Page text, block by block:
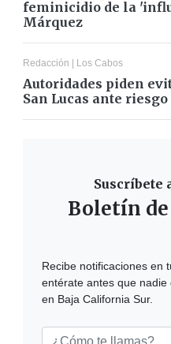
feminicidio de la
Márquez
Redacción | Los Cabos
Autoridades piden
San Lucas ante
Suscríbete
Boletín
Recibe notificaciones en
entérate antes que
en Baja California Sur.